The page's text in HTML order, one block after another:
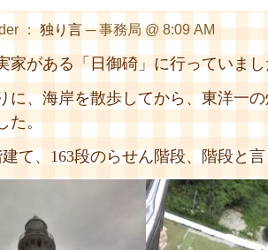
：独り言─ 事務局 @ 8:09 AM
家がある「日御碕」に行っていま
に、海岸を散歩してから、東洋一
た。
て、163段のらせん階段、階段と